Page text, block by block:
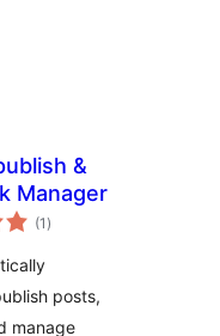
&
Manager
(1 कुल
रेटिङ्गहरू
)
posts,
manage